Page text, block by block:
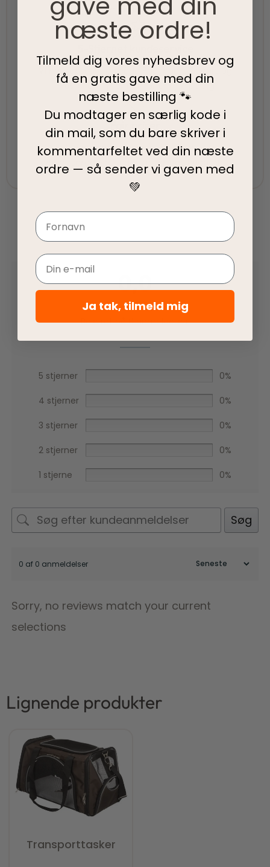
som du bestiller.
Vi har topscore på både Facebook, Google og
Trustpilot - Vi er her for at hjælpe dig
Fair priser
Vi tilbyder fair priser, så I kan nyde vores
kvalitetsprodukter uden at springe budgettet.
0,0
Baseret på 0 anmeldelser
5 stjerner 0%
4 stjerner 0%
3 stjerner 0%
2 stjerner 0%
1 stjerne 0%
Søg
0 af 0 anmeldelser
Sorry, no reviews match your current
selections
Lignende produkter
Transporttasker
næste ordre!
Tilmeld dig vores nyhedsbrev og
få en gratis gave med din
næste bestilling 🐾
Du modtager en særlig kode i
din mail, som du bare skriver i
kommentarfeltet ved din næste
ordre — så sender vi gaven med
💚
Navn
Email
Ja tak, tilmeld mig